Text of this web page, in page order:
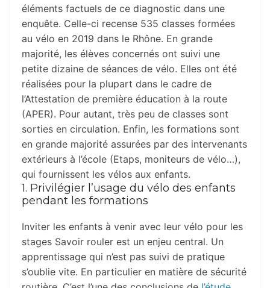
éléments factuels de ce diagnostic dans une
enquête. Celle-ci recense 535 classes formées
au vélo en 2019 dans le Rhône. En grande
majorité, les élèves concernés ont suivi une
petite dizaine de séances de vélo. Elles ont été
réalisées pour la plupart dans le cadre de
l’Attestation de première éducation à la route
(APER). Pour autant, très peu de classes sont
sorties en circulation. Enfin, les formations sont
en grande majorité assurées par des intervenants
extérieurs à l’école (Etaps, moniteurs de vélo…),
qui fournissent les vélos aux enfants.
1. Privilégier l’usage du vélo des enfants
pendant les formations
Inviter les enfants à venir avec leur vélo pour les
stages Savoir rouler est un enjeu central. Un
apprentissage qui n’est pas suivi de pratique
s’oublie vite. En particulier en matière de sécurité